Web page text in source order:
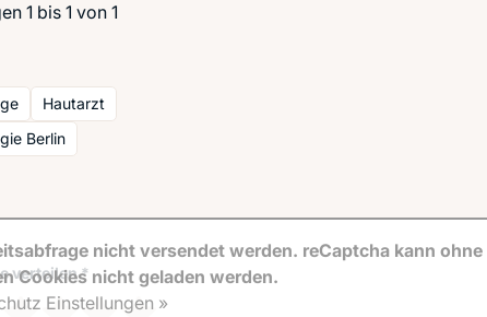
1 bis 1 von 1
Hautarzt
Berlin
verteilen *
nicht versendet werden. reCaptcha kann ohne
Cookies nicht geladen werden.
Einstellungen »